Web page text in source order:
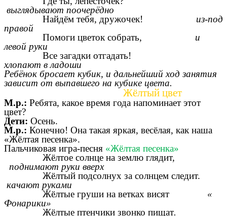
выглядывают поочерёдно
Найдём тебя, дружочек!
из-под
правой
Помоги цветок собрать, и
левой руки
Все загадки отгадать!
хлопают в ладоши
Ребёнок бросает кубик, и дальнейший ход занятия
зависит от выпавшего на кубике цвета.
Жёлтый цвет
М.р.: Ребята, какое время года напоминает этот
цвет?
Дети: Осень.
М.р.: Конечно! Она такая яркая, весёлая, как наша
«Жёлтая песенка».
Пальчиковая игра-песня «Жёлтая песенка»
Жёлтое солнце на землю глядит,
поднимают руки вверх
Жёлтый подсолнух за солнцем следит.
качают руками
Жёлтые груши на ветках висят
«
Фонарики»
Жёлтые птенчики звонко пищат.